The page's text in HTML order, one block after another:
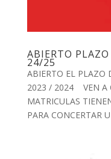
ABIERTO
24/25
ABIERTO EL PLAZO
2023 / 2024 VEN A
MATRICULAS
PARA CONCERTAR